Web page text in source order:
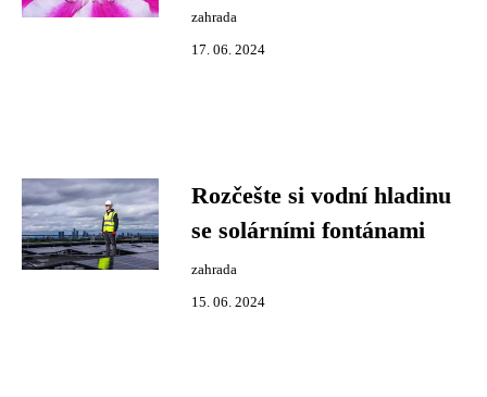
zahrada
17. 06. 2024
Rozčešte si vodní hladinu
se solárními fontánami
zahrada
15. 06. 2024